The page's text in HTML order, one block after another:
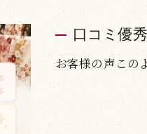
口コミ優
お客様の声この